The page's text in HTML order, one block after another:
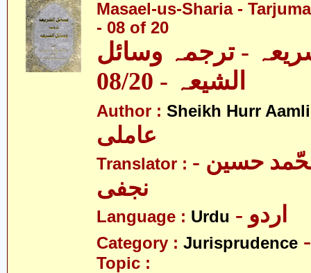
Masael-us-Sharia -
- 08 of 20
- ترجمہ وسائل
الشیعہ - 08/20
Author : Sheikh Hurr Aamli
عاملی
Translator : - آیت اللہ محّمد حسین
نجفی
Language : Urdu - اردو
Category : Jurisprudence
Topic :